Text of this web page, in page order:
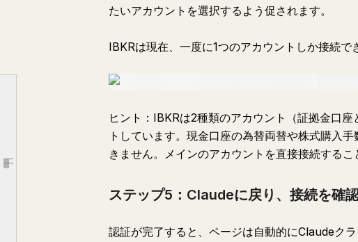
Article outline
ステップ1：Claudeを開き、Connectorsに入る
シナリオ1：ポートフォリオ概要
たいアカウントを選択するよう促されます。
IBKRは現在、一度に1つのアカウントしか接続で
ヒント：IBKRは2種類のアカウント（証拠金口
トしています。現金口座の為替両替や株式購入
きません。メインのアカウントを直接接続するこ
ステップ5：Claudeに戻り、接続を確
認証が完了すると、ページは自動的にClaudeク